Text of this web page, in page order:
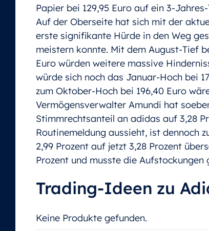
Papier bei 129,95 Euro auf ein 3-
Auf der Oberseite hat sich mit der
erste signifikante Hürde in den Weg
meistern konnte. Mit dem August-Tief
Euro würden weitere massive
würde sich noch das Januar-Hoch bei
zum Oktober-Hoch bei 196,40 Euro
Vermögensverwalter Amundi hat
Stimmrechtsanteil an adidas auf 3,28
Routinemeldung aussieht, ist dennoch
2,99 Prozent auf jetzt 3,28 Prozent
Prozent und musste die
Trading-Ideen zu
Keine Produkte gefunden.